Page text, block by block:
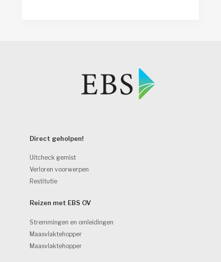
Direct geholpen!
Uitcheck gemist
Verloren voorwerpen
Restitutie
Reizen met EBS OV
Stremmingen en omleidingen
Maasvlaktehopper
Maasvlaktehopper